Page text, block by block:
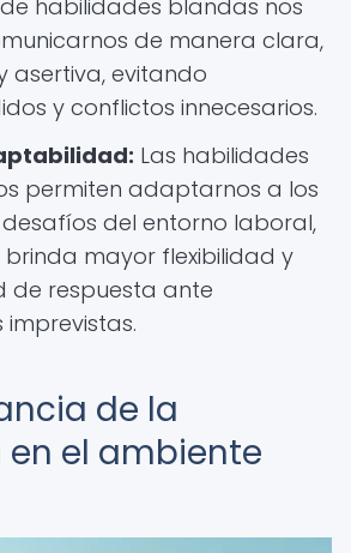
habilidades blandas nos
de manera clara,
asertiva, evitando
y conflictos innecesarios.
Las habilidades
permiten adaptarnos a los
del entorno laboral,
brinda mayor flexibilidad y
respuesta ante
imprevistas.
de la
en el ambiente